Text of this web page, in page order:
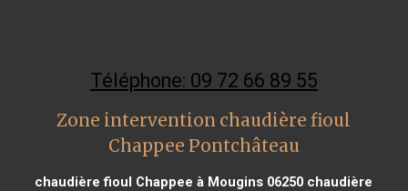
Téléphone: 09 72 66 89 55
Zone intervention chaudière fioul
Chappee Pontchâteau
chaudière fioul Chappee à Mougins 06250 chaudière